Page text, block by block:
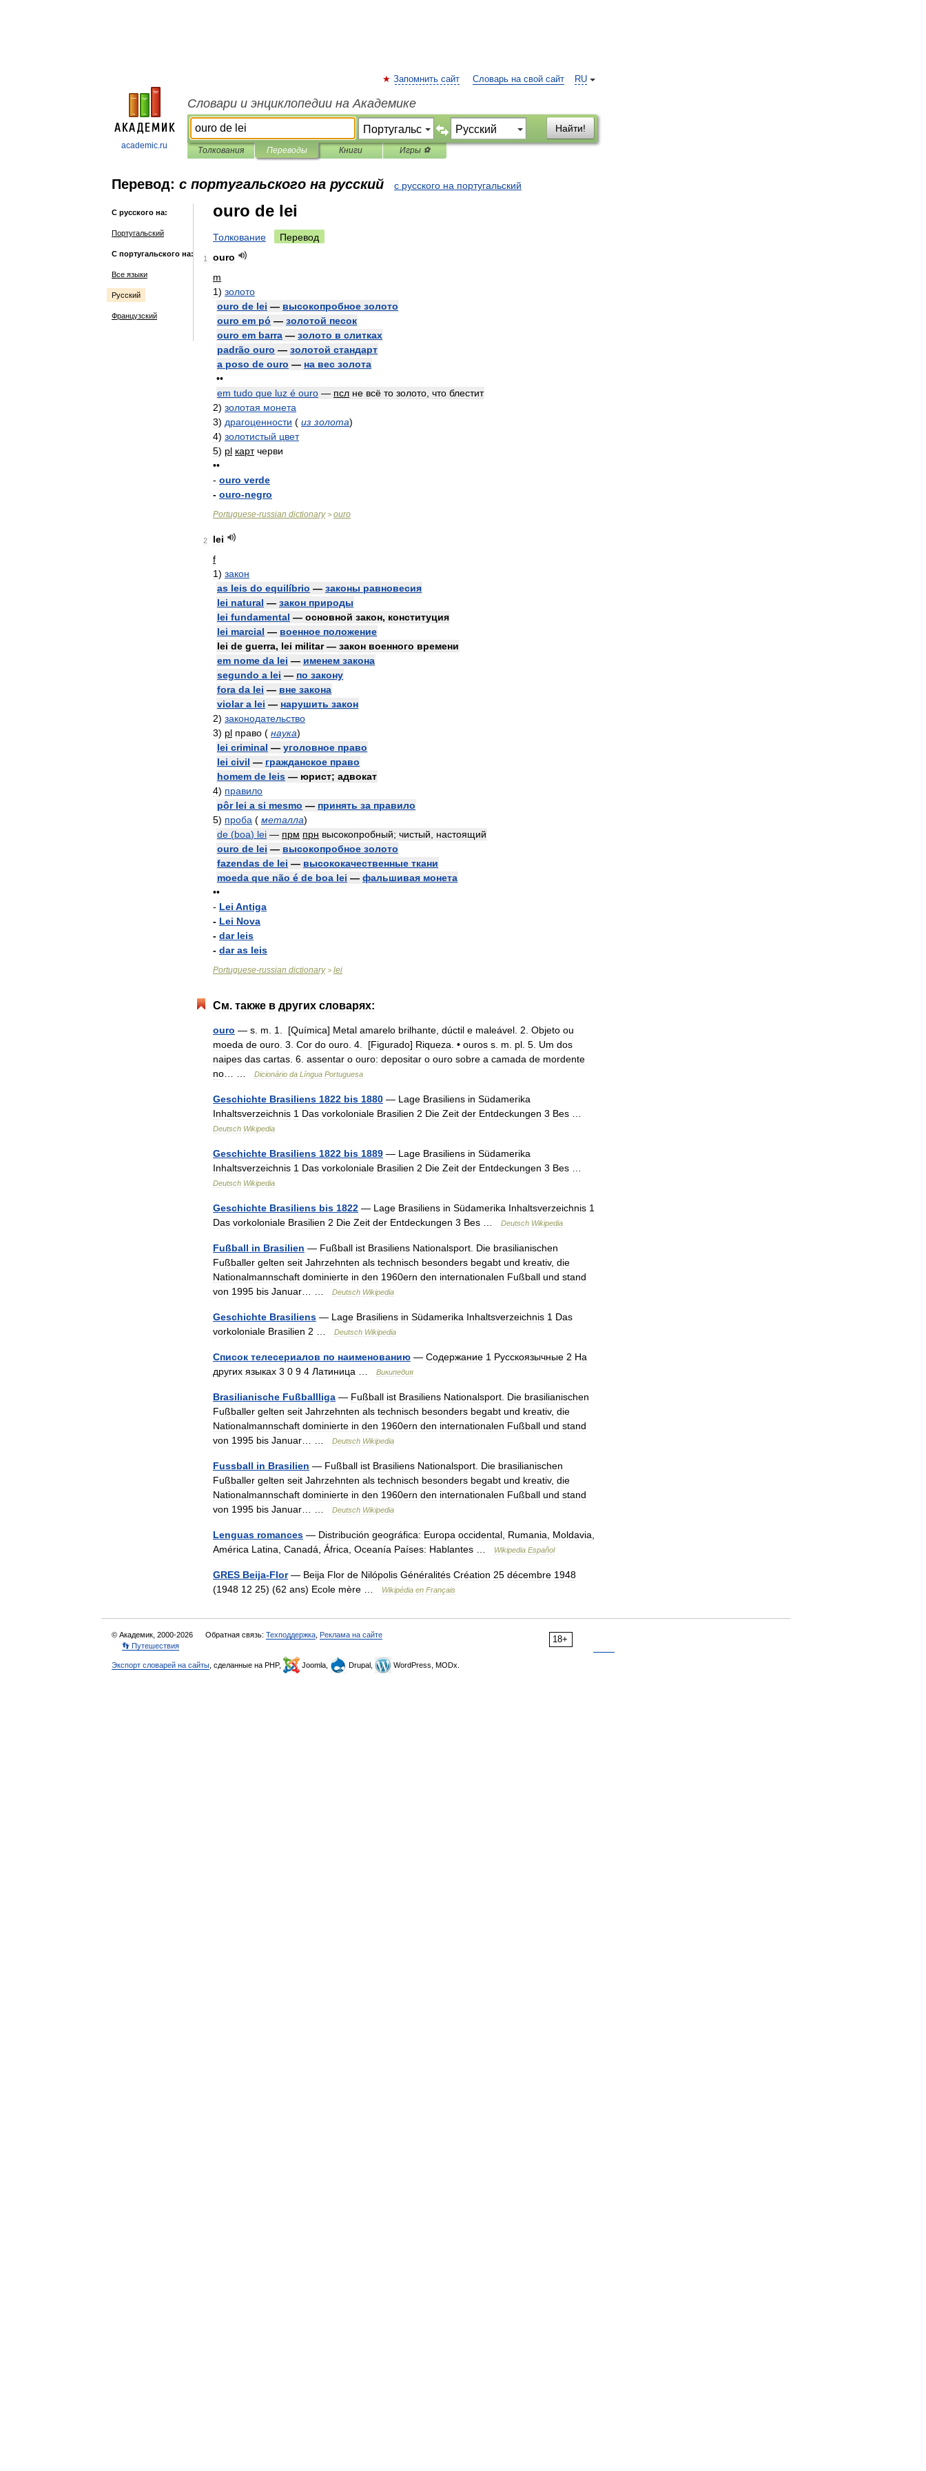
academic.ru
RU
Запомнить сайт Словарь на свой сайт
Словари и энциклопедии на Академике
Найти!
Толкования Переводы Книги Игры ⚽
Перевод: с португальского на русский с русского на португальский
С русского на:
Португальский
С португальского на:
Все языки
Русский
Французский
ouro de lei
Толкование Перевод
1
ouro
m
1) золото
ouro de lei — высокопробное золото
ouro em pó — золотой песок
ouro em barra — золото в слитках
padrão ouro — золотой стандарт
a poso de ouro — на вес золота
••
em tudo que luz é ouro — псл не всё то золото что блестит
2) золотая монета
3) драгоценности ( из золота)
4) золотистый цвет
5) pl карт черви
••
- ouro verde
- ouro-negro
Portuguese-russian dictionary> ouro
2
lei
f
1) закон
as leis do equilíbrio — законы равновесия
lei natural — закон природы
lei fundamental — основной закон, конституция
lei marcial — военное положение
lei de guerra, lei militar— закон военного времени
em nome da lei — именем закона
segundo a lei — по закону
fora da lei — вне закона
violar a lei — нарушить закон
2) законодательство
3) pl право ( наука)
lei criminal — уголовное право
lei civil — гражданское право
homem de leis — юрист; адвокат
4) правило
pôr lei a si mesmo — принять за правило
5) проба ( металла)
de (boa) lei — прм прн высокопробный; чистый
настоящий
ouro de lei — высокопробное золото
fazendas de lei — высококачественные ткани
moeda que não é de boa lei — фальшивая монета
••
- Lei Antiga
- Lei Nova
- dar leis
- dar as leis
Portuguese-russian dictionary> lei
См. также в других словарях:
ouro — s m 1 . [Química] Metal amarelo brilhante dúctil e maleável 2 Objeto ou
moeda de ouro 3 Cor do ouro 4 . [Figurado] Riqueza . • ouros s m pl 5 Um dos
naipes das cartas 6 assentar o ouro: depositar o ouro sobre a camada de mordente
no
Dicionário da Língua Portuguesa
Geschichte Brasiliens 1822 bis 1880 — Lage Brasiliens in Südamerika
Inhaltsverzeichnis 1 Das vorkoloniale Brasilien 2 Die Zeit der Entdeckungen 3 Bes
Deutsch Wikipedia
Geschichte Brasiliens 1822 bis 1889 — Lage Brasiliens in Südamerika
Inhaltsverzeichnis 1 Das vorkoloniale Brasilien 2 Die Zeit der Entdeckungen 3 Bes
Deutsch Wikipedia
Geschichte Brasiliens bis 1822 — Lage Brasiliens in Südamerika Inhaltsverzeichnis 1
Das vorkoloniale Brasilien 2 Die Zeit der Entdeckungen 3 Bes Deutsch Wikipedia
Fußball in Brasilien — Fußball ist Brasiliens Nationalsport Die brasilianischen
Fußballer gelten seit Jahrzehnten als technisch besonders begabt und kreativ, die
Nationalmannschaft dominierte in den 1960ern den internationalen Fußball und stand
von 1995 bis Januar Deutsch Wikipedia
Geschichte Brasiliens — Lage Brasiliens in Südamerika Inhaltsverzeichnis 1 Das
vorkoloniale Brasilien 2 Deutsch Wikipedia
Список телесериалов по наименованию — Содержание 1 Русскоязычные 2 На
других языках 3 0 9 4 Латиница Википедия
Brasilianische Fußballliga — Fußball ist Brasiliens Nationalsport Die brasilianischen
Fußballer gelten seit Jahrzehnten als technisch besonders begabt und kreativ, die
Nationalmannschaft dominierte in den 1960ern den internationalen Fußball und stand
von 1995 bis Januar Deutsch Wikipedia
Fussball in Brasilien — Fußball ist Brasiliens Nationalsport Die brasilianischen
Fußballer gelten seit Jahrzehnten als technisch besonders begabt und kreativ, die
Nationalmannschaft dominierte in den 1960ern den internationalen Fußball und stand
von 1995 bis Januar Deutsch Wikipedia
Lenguas romances — Distribución geográfica: Europa occidental Rumania Moldavia
América Latina Canadá África Oceanía Países: Hablantes Wikipedia Español
GRES Beija-Flor— Beija Flor de Nilópolis Généralités Création 25 décembre 1948
(1948 12 25) (62 ans) Ecole mère Wikipédia en Français
18+
© Академик, 2000-2026 Обратная связь: Техподдержка Реклама на сайте
👣 Путешествия
Экспорт словарей на сайты , сделанные на PHP, Joomla, Drupal, WordPress, MODx.